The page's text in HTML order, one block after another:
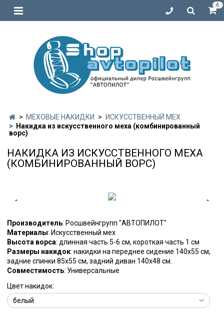
0
МЕХОВЫЕ НАКИДКИ
ИСКУССТВЕННЫЙ МЕХ
Накидка из искусственного меха (комбинированный
ворс)
НАКИДКА ИЗ ИСКУССТВЕННОГО МЕХА
(КОМБИНИРОВАННЫЙ ВОРС)
Производитель: Росшвейнгрупп "АВТОПИЛОТ"
Материалы: Искусственный мех
Высота ворса: длинная часть 5-6 см, короткая часть 1 см
Размеры накидок: накидки на переднее сидение 140х55 см,
задние спинки 85х55 см, задний диван 140х48 см.
Совместимость: Универсальные
Цвет накидок: